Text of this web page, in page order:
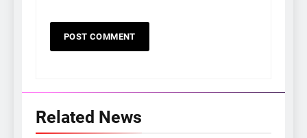
Related News